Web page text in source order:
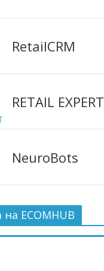
RetailCRM
RETAIL EXPERT
NeuroBots
ECOMHUB